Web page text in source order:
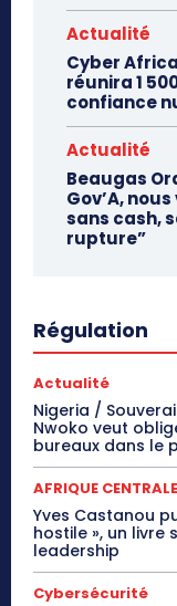
Actualité
Cyber
réunira 1
confiance
Actualité
Beaugas
Gov’A,
sans cash,
rupture”
Régulation
Actualité
Nigeria /
Nwoko veut
bureaux dans le
AFRIQUE CENTRALE
Yves Castanou
hostile », un livre
leadership
Cybersécurité